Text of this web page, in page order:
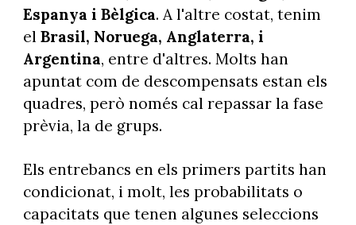
Espanya i Bèlgica. A l'altre costat, tenim
el Brasil, Noruega, Anglaterra, i
Argentina, entre d'altres. Molts han
apuntat com de descompensats estan els
quadres, però només cal repassar la fase
prèvia, la de grups.
Els entrebancs en els primers partits han
condicionat, i molt, les probabilitats o
capacitats que tenen algunes seleccions